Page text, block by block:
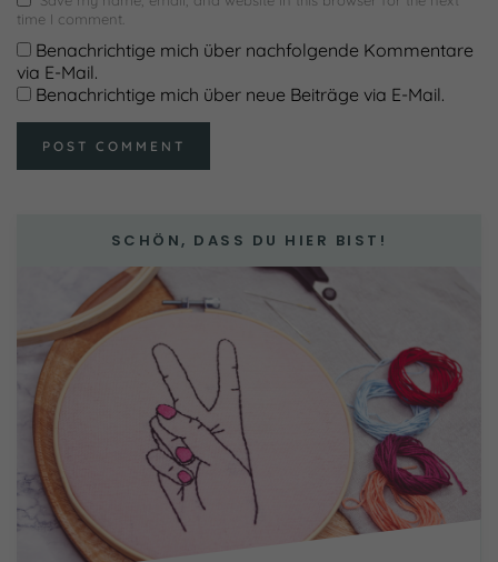
time I comment.
Benachrichtige mich über nachfolgende Kommentare
via E-Mail.
Benachrichtige mich über neue Beiträge via E-Mail.
SCHÖN, DASS DU HIER BIST!